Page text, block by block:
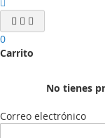
0
Carrito
No tienes
Correo electrónico